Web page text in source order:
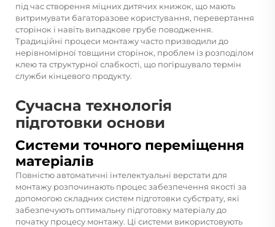
під час створення міцних дитячих книжок, що мають
витримувати багаторазове користування, перевертання
сторінок і навіть випадкове грубе поводження.
Традиційні процеси монтажу часто призводили до
нерівномірної товщини сторінок, проблем із розподілом
клею та структурної слабкості, що погіршувало термін
служби кінцевого продукту.
Сучасна технологія
підготовки основи
Системи точного переміщення
матеріалів
Повністю автоматичні інтелектуальні верстати для
монтажу розпочинають процес забезпечення якості за
допомогою складних систем підготовки субстрату, які
забезпечують оптимальну підготовку матеріалу до
початку процесу монтажу. Ці системи використовують